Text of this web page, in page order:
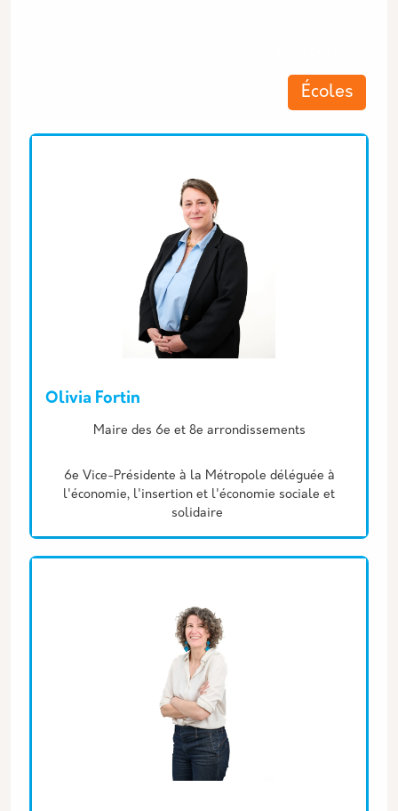
Écoles
Olivia Fortin
DescriptionMaire des 6e et 8e arrondissements
6e Vice-Présidente à la Métropole déléguée à
l'économie, l'insertion et l'économie sociale et
solidaire